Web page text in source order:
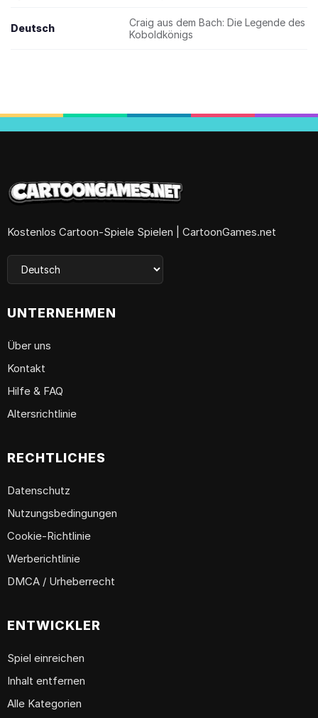
Deutsch
Craig aus dem Bach: Die Legende des
Koboldkönigs
Kostenlos Cartoon-Spiele Spielen | CartoonGames.net
UNTERNEHMEN
Über uns
Kontakt
Hilfe & FAQ
Altersrichtlinie
RECHTLICHES
Datenschutz
Nutzungsbedingungen
Cookie-Richtlinie
Werberichtlinie
DMCA / Urheberrecht
ENTWICKLER
Spiel einreichen
Inhalt entfernen
Alle Kategorien